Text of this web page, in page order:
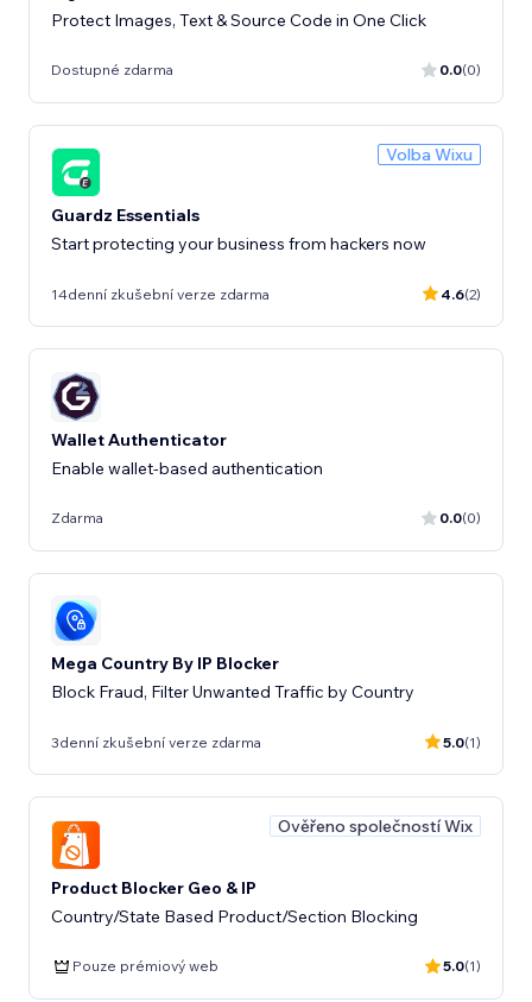
Protect Images, Text & Source Code in One Click
Dostupné zdarma 0.0(0)
Volba Wixu
Guardz Essentials
Start protecting your business from hackers now
14denní zkušební verze zdarma 4.6(2)
Wallet Authenticator
Enable wallet-based authentication
Zdarma 0.0(0)
Mega Country By IP Blocker
Block Fraud, Filter Unwanted Traffic by Country
3denní zkušební verze zdarma 5.0(1)
Ověřeno společností Wix
Product Blocker Geo & IP
Country/State Based Product/Section Blocking
Pouze prémiový web 5.0(1)